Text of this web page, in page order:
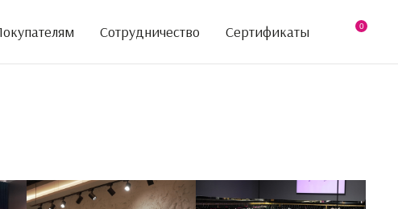
Сотрудничество Сертификаты 0